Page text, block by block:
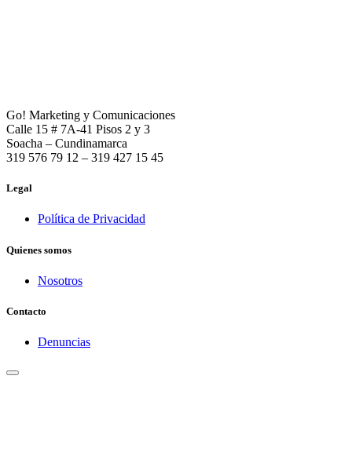
Go! Marketing y Comunicaciones
Calle 15 # 7A-41 Pisos 2 y 3
Soacha – Cundinamarca
319 576 79 12 – 319 427 15 45
Legal
Política de Privacidad
Quienes somos
Nosotros
Contacto
Denuncias